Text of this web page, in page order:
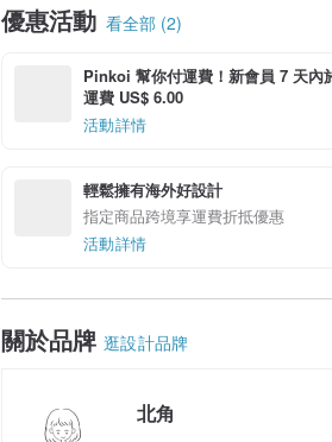
優惠活動 看全部 (2)
Pinkoi 幫你付運費！新會員 7 天內
運費 US$ 6.00
活動詳情
輕鬆擁有海外好設計
指定商品跨境享運費折抵優惠
活動詳情
關於品牌 逛設計品牌
北角